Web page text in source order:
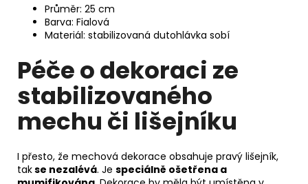
Průměr: 25 cm
Barva: Fialová
Materiál: stabilizovaná dutohlávka sobí
Péče o dekoraci ze
stabilizovaného
mechu či lišejníku
I přesto, že mechová dekorace obsahuje pravý lišejník,
takse nezalévá. Je speciálně ošetřena a